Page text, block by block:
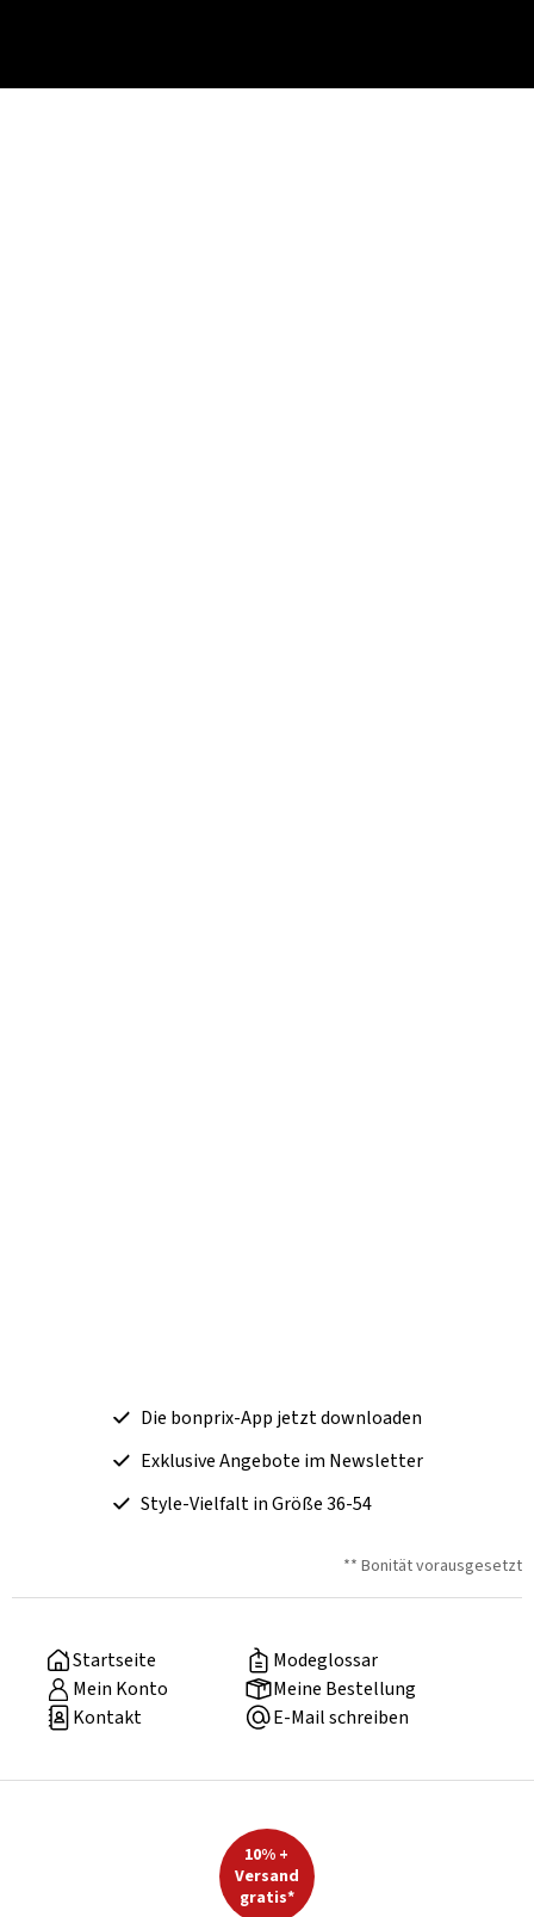
Die bonprix-App jetzt downloaden
Exklusive Angebote im Newsletter
Style-Vielfalt in Größe 36-54
** Bonität vorausgesetzt
Startseite
Modeglossar
Mein Konto
Meine Bestellung
Kontakt
E-Mail schreiben
10% +
Versand
gratis*